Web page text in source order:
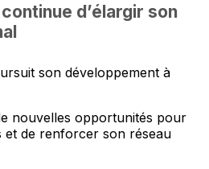
d’élargir son
son développement à
nouvelles opportunités pour
et de renforcer son réseau